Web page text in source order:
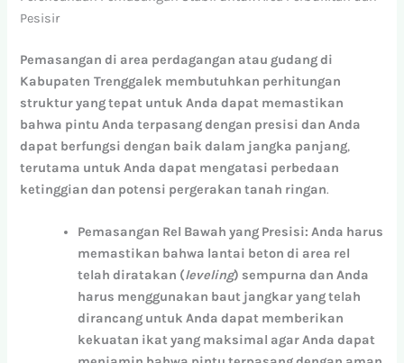
Pesisir
Pemasangan di area perdagangan atau gudang di
Kabupaten Trenggalek membutuhkan perhitungan
struktur yang tepat untuk Anda dapat memastikan
bahwa pintu Anda terpasang dengan presisi dan Anda
dapat berfungsi dengan baik dalam jangka panjang,
terutama untuk Anda dapat mengatasi perbedaan
ketinggian dan potensi pergerakan tanah ringan.
Pemasangan Rel Bawah yang Presisi: Anda harus
memastikan bahwa lantai beton di area rel
telah diratakan (leveling) sempurna dan Anda
harus menggunakan baut jangkaryangtelah
dirancang untuk Anda dapat memberikan
kekuatan ikatyang maksimal agarAnda dapat